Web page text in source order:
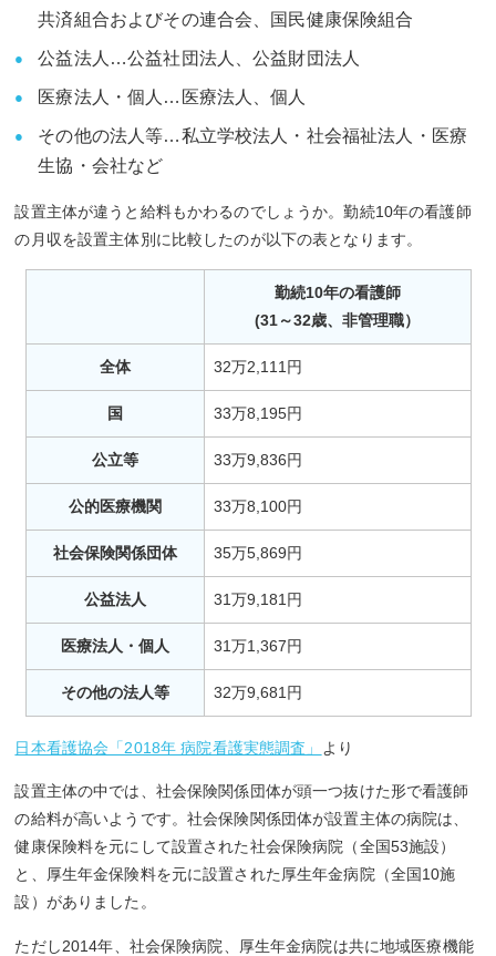
共済組合およびその連合会、国民健康保険組合
公益法人…公益社団法人、公益財団法人
医療法人・個人…医療法人、個人
その他の法人等…私立学校法人・社会福祉法人・医療
生協・会社など
設置主体が違うと給料もかわるのでしょうか。勤続10年の看護師
の月収を設置主体別に比較したのが以下の表となります。
勤続10年の看護師
(31～32歳、非管理職）
全体 32万2,111円
国 33万8,195円
公立等 33万9,836円
公的医療機関 33万8,100円
社会保険関係団体 35万5,869円
公益法人 31万9,181円
医療法人・個人 31万1,367円
その他の法人等 32万9,681円
日本看護協会「2018年 病院看護実態調査」 より
設置主体の中では、社会保険関係団体が頭一つ抜けた形で看護師
の給料が高いようです。社会保険関係団体が設置主体の病院は、
健康保険料を元にして設置された社会保険病院（全国53施設）
と、厚生年金保険料を元に設置された厚生年金病院（全国10施
設）がありました。
ただし2014年、社会保険病院、厚生年金病院は共に地域医療機能